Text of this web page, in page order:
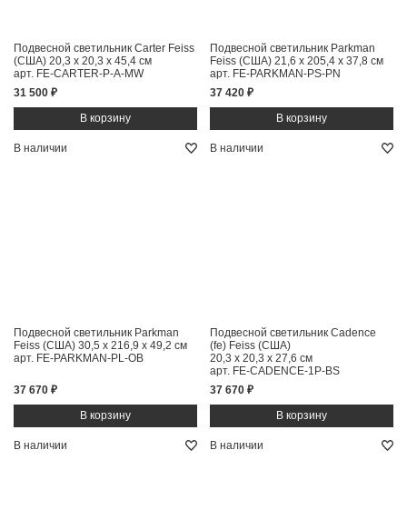
Подвесной светильник Carter Feiss
(США) 20,3 x 20,3 x 45,4 см
арт. FE-CARTER-P-A-MW
31 500 ₽
Подвесной светильник Parkman
Feiss (США) 21,6 x 205,4 x 37,8 см
арт. FE-PARKMAN-PS-PN
37 420 ₽
В наличии
Подвесной светильник Parkman
Feiss (США) 30,5 x 216,9 x 49,2 см
арт. FE-PARKMAN-PL-OB
37 670 ₽
В наличии
Подвесной светильник Cadence
(fe) Feiss (США)
20,3 x 20,3 x 27,6 см
арт. FE-CADENCE-1P-BS
37 670 ₽
В наличии В наличии